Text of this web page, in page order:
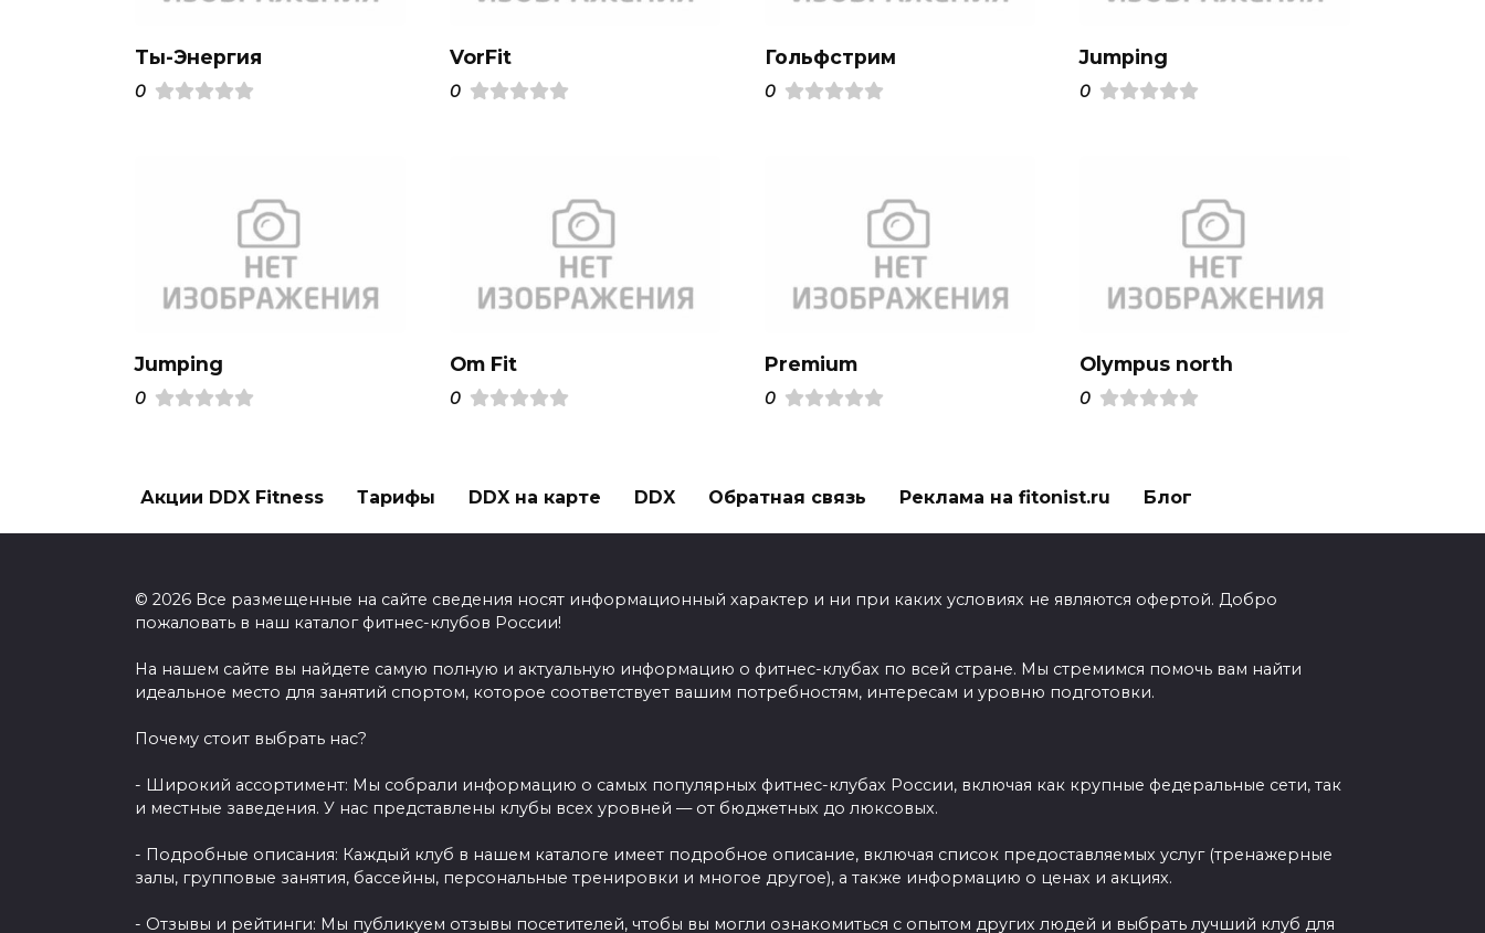
Ты-Энергия
0
VorFit
0
Гольфстрим
0
Jumping
0
Jumping
0
Om Fit
0
Premium
0
Olympus north
0
Акции DDX Fitness Тарифы DDX на карте DDX Обратная связь Реклама на fitonist.ru Блог
© 2026 Все размещенные на сайте сведения носят информационный характер и ни при каких условиях не являются офертой. Добро
пожаловать в наш каталог фитнес-клубов России!
На нашем сайте вы найдете самую полную и актуальную информацию о фитнес-клубах по всей стране. Мы стремимся помочь вам найти
идеальное место для занятий спортом, которое соответствует вашим потребностям, интересам и уровню подготовки.
Почему стоит выбрать нас?
- Широкий ассортимент: Мы собрали информацию о самых популярных фитнес-клубах России, включая как крупные федеральные сети, так
и местные заведения. У нас представлены клубы всех уровней — от бюджетных до люксовых.
- Подробные описания: Каждый клуб в нашем каталоге имеет подробное описание, включая список предоставляемых услуг (тренажерные
залы, групповые занятия, бассейны, персональные тренировки и многое другое), а также информацию о ценах и акциях.
- Отзывы и рейтинги: Мы публикуем отзывы посетителей, чтобы вы могли ознакомиться с опытом других людей и выбрать лучший клуб для